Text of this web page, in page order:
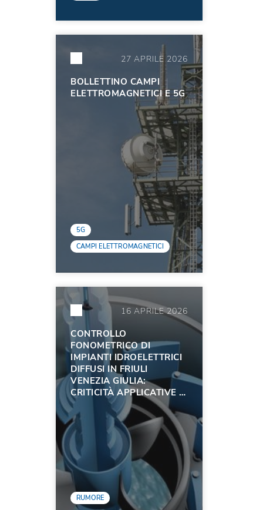
27 APRILE 2026
BOLLETTINO CAMPI
ELETTROMAGNETICI E 5G
5G
CAMPI ELETTROMAGNETICI
16 APRILE 2026
CONTROLLO
FONOMETRICO DI
IMPIANTI IDROELETTRICI
DIFFUSI IN FRIULI
VENEZIA GIULIA:
CRITICITÀ APPLICATIVE E
ANALISI DEL LIVELLO
DIFFERENZIALE
RUMORE